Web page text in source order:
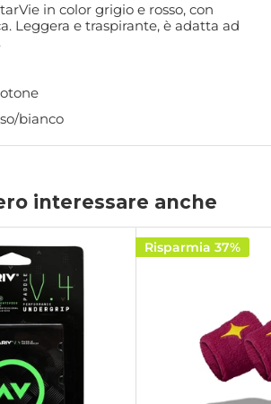
in color grigio e rosso, con
Leggera e traspirante, è adatta ad
bianco
interessare anche
Risparmia 37%